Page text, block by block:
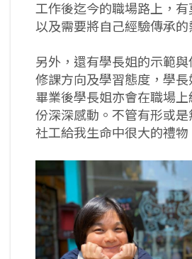
工作後迄今的職場路上，有
以及需要將自己經驗傳承的
另外，還有學長姐的示範
修課方向及學習態度，學長
畢業後學長姐亦會在職場
份深深感動。不管有形或
社工給我生命中很大的禮物